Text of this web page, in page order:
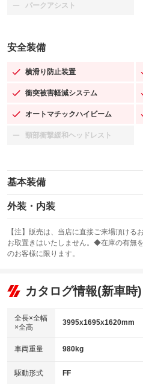
パークアシスト
：装備なし
安全装備
横滑り防止装置
：装備あり
衝突被害軽減システム
：装備あり
オートマチックハイビーム
：装備あり
頸部衝撃緩和ヘッドレスト
：装備なし
基本装備
エアバッグ：運転席/助手席/サイド
：装備あり
：装備なし
サンルーフ
：装備なし
リフトアップ
：装備なし
：装備なし
パワーウィンドウ
アイドリングストップ
：装備あり
USB入力端子
：装備なし
外装・内装
カーナビ：メモリーナビ他
：装備あり
TV
：装備なし
ビジュアル：-／DVD再生
：装備あり
：装備なし
革シート
キーレス
HID(キセノンライト)
：装備なし
【注】販売は、当店に直接ご来場頂け
お取置きはいたしません。◆在庫の有無
のお客様に限ります。
カタログ情報(新車時)
全長×全幅
×全高
3995x1695x1620mm
車両重量 980kg
駆動形式 FF